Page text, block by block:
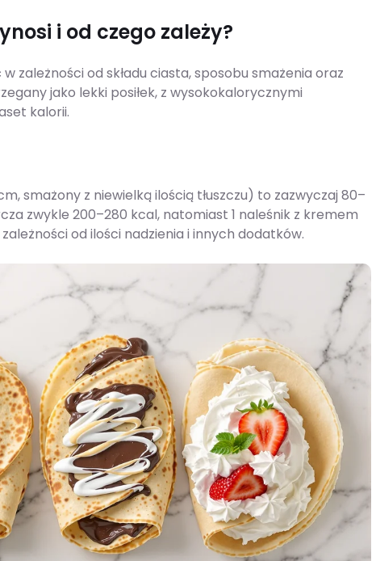
i od czego zależy?
zależności od składu ciasta, sposobu smażenia oraz
jako lekki posiłek, z wysokokalorycznymi
kalorii.
smażony z niewielką ilością tłuszczu) to zazwyczaj 80–
zwykle 200–280 kcal, natomiast 1 naleśnik z kremem
od ilości nadzienia i innych dodatków.